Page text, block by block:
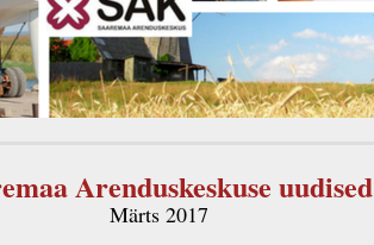
Arenduskeskuse uudised
Märts 2017